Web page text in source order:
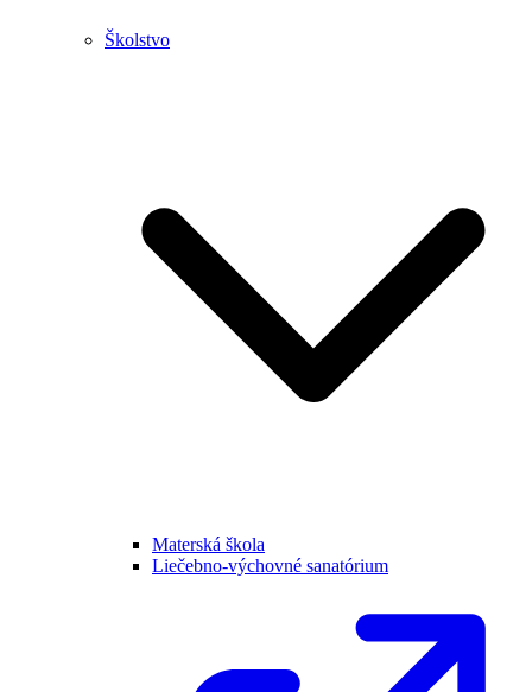
Školstvo
Materská škola
Liečebno-výchovné sanatórium